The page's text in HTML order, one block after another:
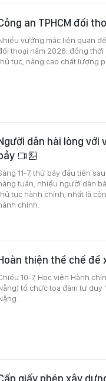
an TPHCM đối
vướng mắc liên quan
thoại năm 2026; đồng
tục, nâng cao chất lượng
dân hài lòng
11-7, thứ bảy đầu tiên
tuần, nhiều người dân
tục hành chính, nhất là
chính.
thiện thể chế để
10-7, Học viện Hành
tổ chức tọa đàm tư
giấy phép xây